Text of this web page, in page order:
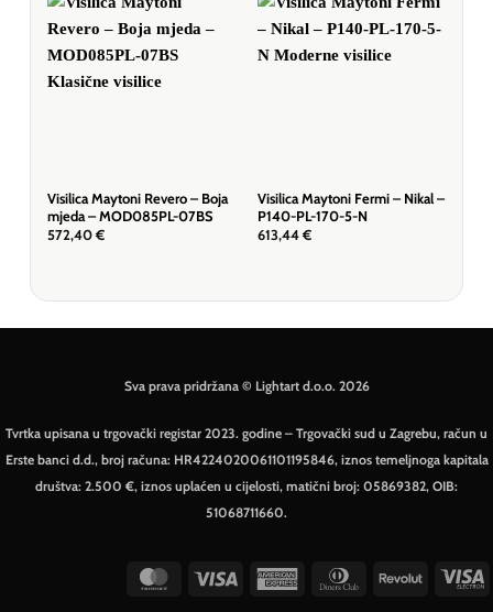
Visilica Maytoni Revero – Boja
mjeda – MOD085PL-07BS
572,40 €
Visilica Maytoni Fermi – Nikal –
P140-PL-170-5-N
613,44 €
Sva prava pridržana © Lightart d.o.o. 2026
Tvrtka upisana u trgovački registar 2023. godine – Trgovački sud u Zagrebu, račun u
Erste banci d.d., broj računa: HR4224020061101195846, iznos temeljnoga kapitala
društva: 2.500 €, iznos uplaćen u cijelosti, matični broj: 05869382, OIB:
51068711660.
MasterCard
Visa
American
Dinners Revolut